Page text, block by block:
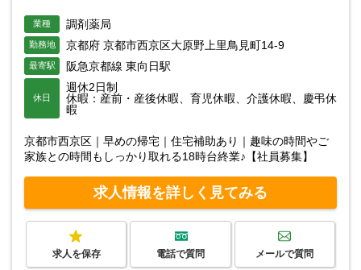
業種 調剤薬局
勤務地 京都府 京都市西京区大原野上里鳥見町14-9
最寄駅 阪急京都線 東向日駅
休日
週休2日制
休暇：産前・産後休暇、育児休暇、介護休暇、慶弔休
暇
京都市西京区｜早めの帰宅｜住宅補助あり｜趣味の時間やご
家族との時間もしっかり取れる18時台終業♪【社員募集】
求人情報を詳しく見てみる
求人を保存 電話で質問 メールで質問